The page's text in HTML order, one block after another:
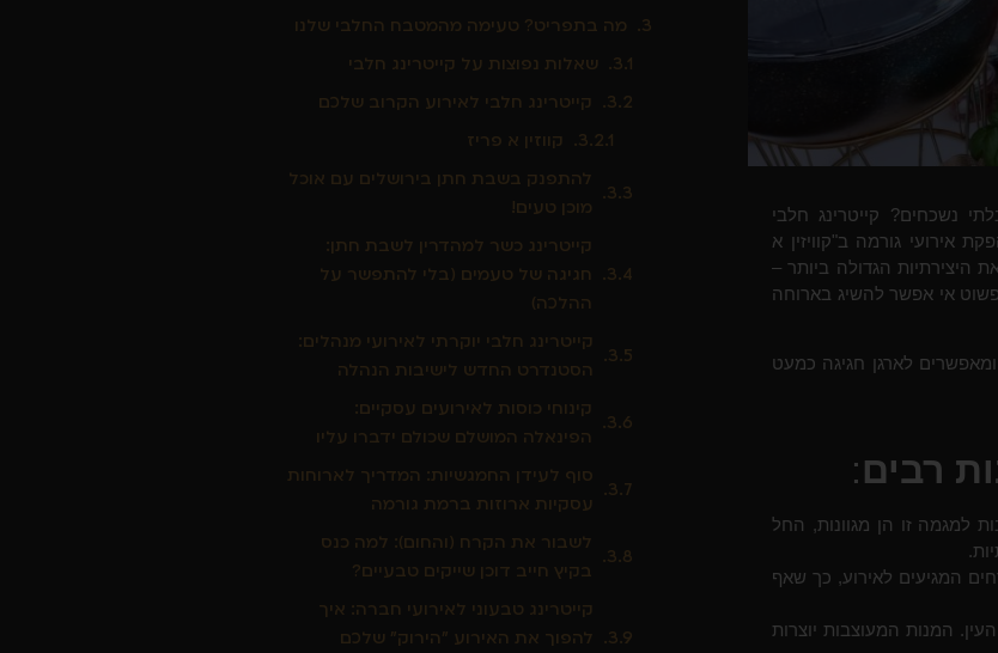
נשכחים? קייטרינג חלבי
אירועי גורמה ב"קוויזין א
היצירתיות הגדולה ביותר –
אי אפשר להשיג בארוחה
ומאפשרים לארגן חגיגה כמעט
רבים:
למגמה זו הן מגוונות, החל
המגיעים לאירוע, כך שאף
המנות המעוצבות יוצרות
מה בתפריט? טעימה מהמטבח החלבי שלנו
שאלות נפוצות על קייטרינג חלבי
קייטרינג חלבי לאירוע הקרוב שלכם
קווזין א פריז
להתפנק בשבת חתן בירושלים עם אוכל
מוכן טעים!
קייטרינג כשר למהדרין לשבת חתן:
חגיגה של טעמים (בלי להתפשר על
ההלכה)
קייטרינג חלבי יוקרתי לאירועי מנהלים:
הסטנדרט החדש לישיבות הנהלה
קינוחי כוסות לאירועים עסקיים:
הפינאלה המושלם שכולם ידברו עליו
סוף לעידן החמגשיות: המדריך לארוחות
עסקיות ארוזות ברמת גורמה
לשבור את הקרח (והחום): למה כנס
בקיץ חייב דוכן שייקים טבעיים?
קייטרינג טבעוני לאירועי חברה: איך
להפוך את האירוע "הירוק" שלכם